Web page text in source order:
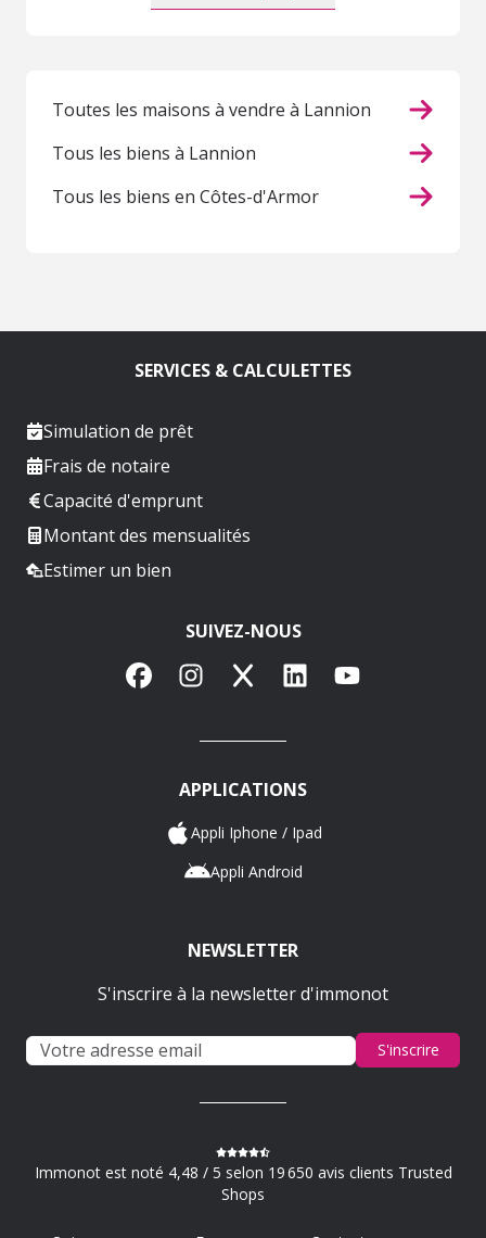
Toutes les maisons à vendre à Lannion
Tous les biens à Lannion
Tous les biens en Côtes-d'Armor
SERVICES & CALCULETTES
Simulation de prêt
Frais de notaire
Capacité d'emprunt
Montant des mensualités
Estimer un bien
SUIVEZ-NOUS
FacebookInstagram
X LinkedInYouTube
APPLICATIONS
Appli Iphone / Ipad
Appli Android
NEWSLETTER
S'inscrire à la newsletter d'immonot
S'inscrire
Immonot est noté 4,48 / 5 selon 19 650 avis clients Trusted
Shops